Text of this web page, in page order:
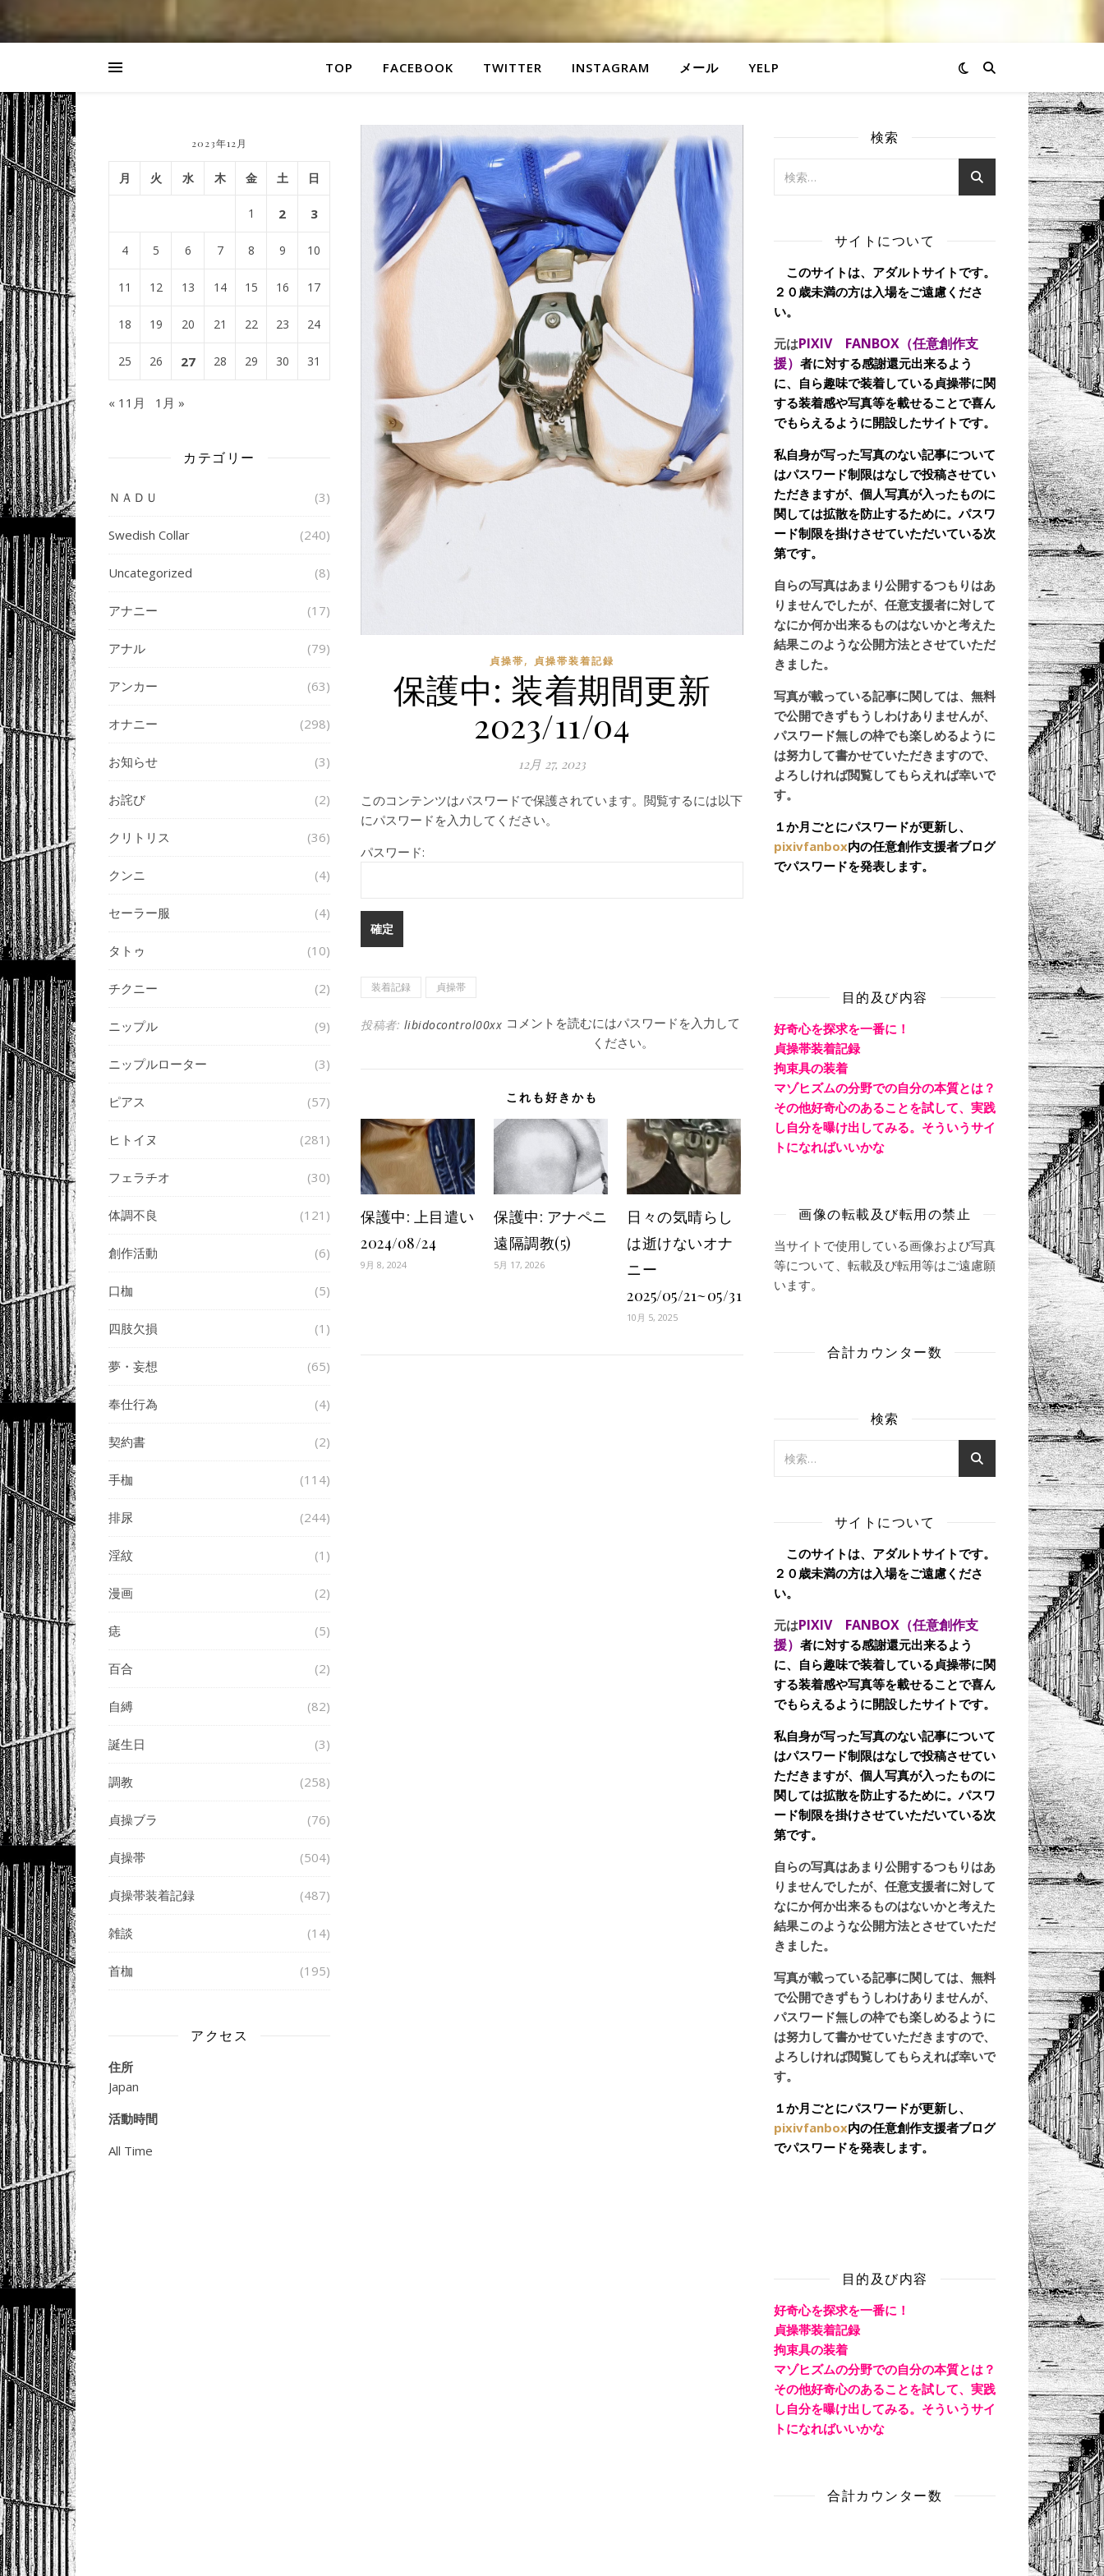
TOP FACEBOOK TWITTER INSTAGRAM メール YELP
2023年12月
月 火 水 木 金 土 日
1 2 3
4 5 6 7 8 9 10
11 12 13 14 15 16 17
18 19 20 21 22 23 24
25 26 27 28 29 30 31
« 11月 1月 »
カテゴリー
ＮＡＤＵ (3)
Swedish Collar (240)
Uncategorized (8)
アナニー (17)
アナル (79)
アンカー (63)
オナニー (298)
お知らせ (3)
お詫び (2)
クリトリス (36)
クンニ (4)
セーラー服 (4)
タトゥ (10)
チクニー (2)
ニップル (9)
ニップルローター (3)
ピアス (57)
ヒトイヌ (281)
フェラチオ (30)
体調不良 (121)
創作活動 (6)
口枷 (5)
四肢欠損 (1)
夢・妄想 (65)
奉仕行為 (4)
契約書 (2)
手枷 (114)
排尿 (244)
淫紋 (1)
漫画 (2)
痣 (5)
百合 (2)
自縛 (82)
誕生日 (3)
調教 (258)
貞操ブラ (76)
貞操帯 (504)
貞操帯装着記録 (487)
雑談 (14)
首枷 (195)
アクセス
住所
Japan
活動時間
All Time
貞操帯, 貞操帯装着記録
保護中: 装着期間更新
2023/11/04
12月 27, 2023
このコンテンツはパスワードで保護されています。閲覧するには以下
にパスワードを入力してください。
パスワード:
装着記録 貞操帯
投稿者: libidocontrol00xx コメントを読むにはパスワードを入力して
ください。
これも好きかも
保護中: 上目遣い
2024/08/24
9月 8, 2024
保護中: アナペニ
遠隔調教(5)
5月 17, 2026
日々の気晴らし
は逝けないオナ
ニー
2025/05/21~05/31
10月 5, 2025
検索
サイトについて
このサイトは、アダルトサイトです。
２０歳未満の方は入場をご遠慮くださ
い。
元はPIXIV FANBOX（任意創作支
援） 者に対する感謝還元出来るよう
に、自ら趣味で装着している貞操帯に関
する装着感や写真等を載せることで喜ん
でもらえるように開設したサイトです。
私自身が写った写真のない記事について
はパスワード制限はなしで投稿させてい
ただきますが、個人写真が入ったものに
関しては拡散を防止するために。パスワ
ード制限を掛けさせていただいている次
第です。
自らの写真はあまり公開するつもりはあ
りませんでしたが、任意支援者に対して
なにか何か出来るものはないかと考えた
結果このような公開方法とさせていただ
きました。
写真が載っている記事に関しては、無料
で公開できずもうしわけありませんが、
パスワード無しの枠でも楽しめるように
は努力して書かせていただきますので、
よろしければ閲覧してもらえれば幸いで
す。
１か月ごとにパスワードが更新し、
pixivfanbox内の任意創作支援者ブログ
でパスワードを発表します。
目的及び内容
好奇心を探求を一番に！
貞操帯装着記録
拘束具の装着
マゾヒズムの分野での自分の本質とは？
その他好奇心のあることを試して、実践
し自分を曝け出してみる。そういうサイ
トになればいいかな
画像の転載及び転用の禁止
当サイトで使用している画像および写真
等について、転載及び転用等はご遠慮願
います。
合計カウンター数
検索
サイトについて
このサイトは、アダルトサイトです。
２０歳未満の方は入場をご遠慮くださ
い。
元はPIXIV FANBOX（任意創作支
援） 者に対する感謝還元出来るよう
に、自ら趣味で装着している貞操帯に関
する装着感や写真等を載せることで喜ん
でもらえるように開設したサイトです。
私自身が写った写真のない記事について
はパスワード制限はなしで投稿させてい
ただきますが、個人写真が入ったものに
関しては拡散を防止するために。パスワ
ード制限を掛けさせていただいている次
第です。
自らの写真はあまり公開するつもりはあ
りませんでしたが、任意支援者に対して
なにか何か出来るものはないかと考えた
結果このような公開方法とさせていただ
きました。
写真が載っている記事に関しては、無料
で公開できずもうしわけありませんが、
パスワード無しの枠でも楽しめるように
は努力して書かせていただきますので、
よろしければ閲覧してもらえれば幸いで
す。
１か月ごとにパスワードが更新し、
pixivfanbox内の任意創作支援者ブログ
でパスワードを発表します。
目的及び内容
好奇心を探求を一番に！
貞操帯装着記録
拘束具の装着
マゾヒズムの分野での自分の本質とは？
その他好奇心のあることを試して、実践
し自分を曝け出してみる。そういうサイ
トになればいいかな
合計カウンター数